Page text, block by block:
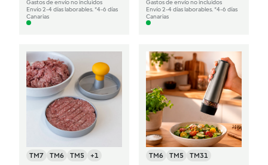
Gastos de envío no incluidos
Envío 2-4 días laborables. *4-6 días
Canarias
Gastos de envío no incluidos
Envío 2-4 días laborables. *4-6 días
Canarias
TM7 TM6 TM5 +1 TM6 TM5 TM31